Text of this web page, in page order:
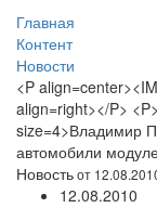
Главная
Контент
Новости
<P
align=right></P>
size=4>Владимир
автомобили
Новостьот
12.08.2010